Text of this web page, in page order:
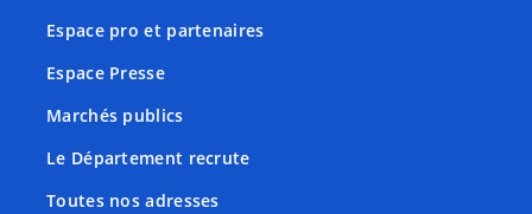
Espace pro et partenaires
Espace Presse
Marchés publics
Le Département recrute
Toutes nos adresses